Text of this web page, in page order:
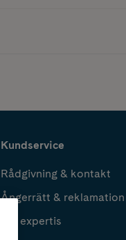
Kundservice
Rådgivning & kontakt
Ångerrätt & reklamation
Vår expertis